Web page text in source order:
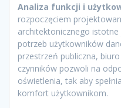
Analiza funkcji i
rozpoczęciem
architektonicznego
potrzeb użytkowników
przestrzeń publiczna,
czynników pozwoli na
oświetlenia, tak aby
komfort użytkownikom.